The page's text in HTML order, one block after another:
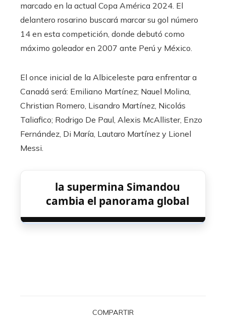
marcado en la actual Copa América 2024. El
delantero rosarino buscará marcar su gol número
14 en esta competición, donde debutó como
máximo goleador en 2007 ante Perú y México.
El once inicial de la Albiceleste para enfrentar a
Canadá será: Emiliano Martínez; Nauel Molina,
Christian Romero, Lisandro Martínez, Nicolás
Taliafico; Rodrigo De Paul, Alexis McAllister, Enzo
Fernández, Di María, Lautaro Martínez y Lionel
Messi.
la supermina Simandou
cambia el panorama global
COMPARTIR